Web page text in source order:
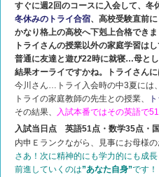
すぐに週2回のコースに入会して、冬
冬休みのトライ合宿、高校受験直前
かなり格上の高校へ下剋上合格できま
トライさんの授業以外の家庭学習はし
普通に友達と遊び22時に就寝…母と
結果オーライですかね。トライさん
今川さん…トライ入会時の中3夏には
トライの家庭教師の先生との授業、
その結果、
入試本番ではその英語で
入試当日点 英語51点・数学35点・
内申Ｅランクながら、見事にお母様の
さあ！次に精神的にも学力的にも成
前進していくのは”あなた自身”です！